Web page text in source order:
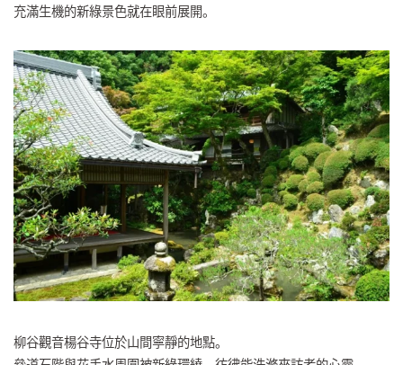
充滿生機的新綠景色就在眼前展開。
柳谷觀音楊谷寺位於山間寧靜的地點。